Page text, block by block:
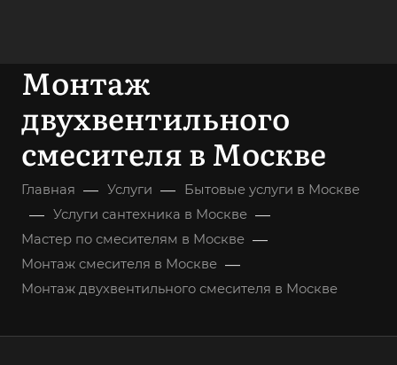
Монтаж
двухвентильного
смесителя в Москве
Главная — Услуги — Бытовые услуги в Москве
— Услуги сантехника в Москве —
Мастер по смесителям в Москве —
Монтаж смесителя в Москве —
Монтаж двухвентильного смесителя в Москве